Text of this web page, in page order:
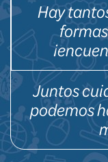
Hay
Juntos
podemos